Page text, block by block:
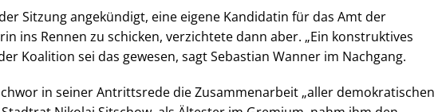
Sitzung angekündigt, eine eigene Kandidatin für das Amt der
ins Rennen zu schicken, verzichtete dann aber. „Ein konstruktives
Koalition sei das gewesen, sagt Sebastian Wanner im Nachgang.
in seiner Antrittsrede die Zusammenarbeit „aller demokratischen